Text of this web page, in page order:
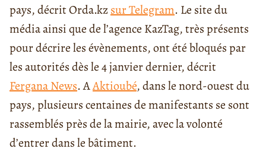
pays, décrit Orda.kzsur Telegram. Le site du
média ainsi que de l’agence KazTag, très présents
pour décrire les évènements, ont été bloqués par
les autorités dès le 4 janvier dernier, décrit
Fergana News. AAktioubé, dans le nord-ouest du
pays, plusieurs centaines de manifestants se sont
rassemblés près de la mairie, avec la volonté
d’entrer dans le bâtiment.